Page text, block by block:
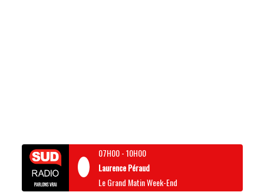
07H00-10H00
Laurence Péraud
Le Grand Matin Week-End